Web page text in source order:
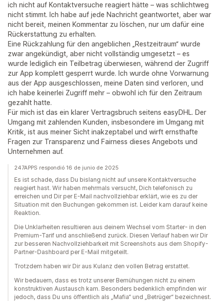
ich nicht auf Kontaktversuche reagiert hätte – was schlichtweg
nicht stimmt. Ich habe auf jede Nachricht geantwortet, aber war
nicht bereit, meinen Kommentar zu löschen, nur um dafür eine
Rückerstattung zu erhalten.
Eine Rückzahlung für den angeblichen „Restzeitraum“ wurde
zwar angekündigt, aber nicht vollständig umgesetzt – es
wurde lediglich ein Teilbetrag überwiesen, während der Zugriff
zur App komplett gesperrt wurde. Ich wurde ohne Vorwarnung
aus der App ausgeschlossen, meine Daten sind verloren, und
ich habe keinerlei Zugriff mehr – obwohl ich für den Zeitraum
gezahlt hatte.
Für mich ist das ein klarer Vertragsbruch seitens easyDHL. Der
Umgang mit zahlenden Kunden, insbesondere im Umgang mit
Kritik, ist aus meiner Sicht inakzeptabel und wirft ernsthafte
Fragen zur Transparenz und Fairness dieses Angebots und
Unternehmen auf.
247APPS respondió 16 de junio de 2025
Es ist schade, dass Du bislang nicht auf unsere Kontaktversuche
reagiert hast. Wir haben mehrmals versucht, Dich telefonisch zu
erreichen und Dir per E-Mail nachvollziehbar erklärt, wie es zu der
Situation mit den Buchungen gekommen ist. Leider kam darauf keine
Reaktion.
Die Unklarheiten resultieren aus deinem Wechsel vom Starter- in den
Premium-Tarif und anschließend zurück. Diesen Verlauf haben wir Dir
zur besseren Nachvollziehbarkeit mit Screenshots aus dem Shopify-
Partner-Dashboard per E-Mail mitgeteilt.
Trotzdem haben wir Dir aus Kulanz den vollen Betrag erstattet.
Wir bedauern, dass es trotz unserer Bemühungen nicht zu einem
konstruktiven Austausch kam. Besonders bedenklich empfinden wir
jedoch, dass Du uns öffentlich als „Mafia“ und „Betrüger“ bezeichnest.